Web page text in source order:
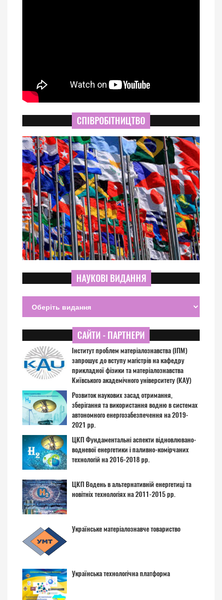
СПІВРОБІТНИЦТВО
НАУКОВІ ВИДАННЯ
САЙТИ - ПАРТНЕРИ
Інститут проблем матеріалознавства (ІПМ)
запрошує до вступу магістрів на кафедру
прикладної фізики та матеріалознавства
Київського академічного університету (КАУ)
Розвиток наукових засад отримання,
зберігання та використання водню в системах
автономного енергозабезпечення на 2019-
2021 рр.
ЦКП Фундаментальні аспекти відновлювано-
водневої енергетики і паливно-комірчаних
технологій на 2016-2018 рр.
ЦКП Водень в альтернативній енергетиці та
новітніх технологіях на 2011-2015 рр.
Українське матеріалознавче товариство
Українська технологічна платформа